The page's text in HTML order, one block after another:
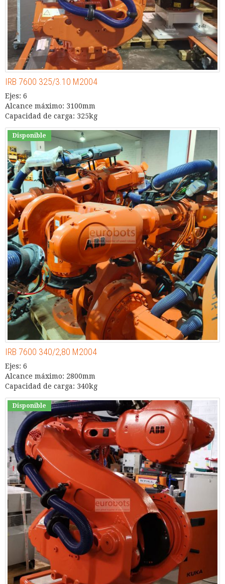
IRB 7600 325/3.10 M2004
Ejes: 6
Alcance máximo: 3100mm
Capacidad de carga: 325kg
Disponible
IRB 7600 340/2,80 M2004
Ejes: 6
Alcance máximo: 2800mm
Capacidad de carga: 340kg
Disponible